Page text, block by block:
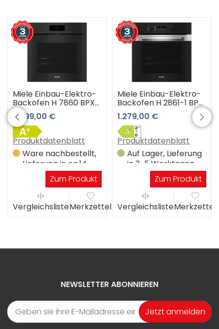
Miele Einbau-Elektro-
Backofen H 7860 BPX
obsw
(obsidianschwarz) 3
Jahre Premiumshop
Garantie
3.999,00 €
Produktdatenblatt
Ware nachbestellt,
Lieferung in ca.14
WerktagenZum Produkt
VergleichslisteMerkzettel
Miele Einbau-Elektro-
Backofen H 2861-1 BP
edcs 125 Edition
(Edelstahl/CleanSteel)
3 Jahre Premiumshop
Garantie
1.279,00 €
Produktdatenblatt
Auf Lager, Lieferung
in 3-5 Werktagen
Zum Produkt
VergleichslisteMerkzettel
NEWSLETTER ABONNIEREN
Jetzt anmelden